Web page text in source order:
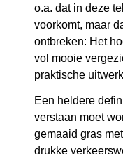
o.a. dat in deze
voorkomt, maar
ontbreken: Het
vol mooie
praktische
Een heldere
verstaan moet
gemaaid gras
drukke